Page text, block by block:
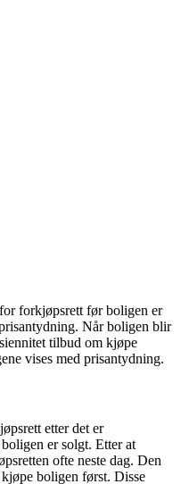
forkjøpsrett før boligen er
Når boligen blir
tilbud om kjøpe
vises med prisantydning.
etter det er
er solgt. Etter at
ofte neste dag. Den
boligen først. Disse